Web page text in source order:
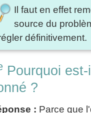
Il faut en effet
source du
définitivement.
Pourquoi est-
?
: Parce que